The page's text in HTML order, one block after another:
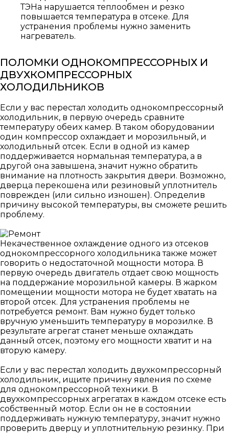
ТЭНа нарушается теплообмен и резко
повышается температура в отсеке. Для
устранения проблемы нужно заменить
нагреватель.
ПОЛОМКИ ОДНОКОМПРЕССОРНЫХ И
ДВУХКОМПРЕССОРНЫХ
ХОЛОДИЛЬНИКОВ
Если у вас перестал холодить однокомпрессорный
холодильник, в первую очередь сравните
температуру обеих камер. В таком оборудовании
один компрессор охлаждает и морозильный, и
холодильный отсек. Если в одной из камер
поддерживается нормальная температура, а в
другой она завышена, значит нужно обратить
внимание на плотность закрытия двери. Возможно,
дверца перекошена или резиновый уплотнитель
поврежден (или сильно изношен). Определив
причину высокой температуры, вы сможете решить
проблему.
Некачественное охлаждение одного из отсеков
однокомпрессорного холодильника также может
говорить о недостаточной мощности мотора. В
первую очередь двигатель отдает свою мощность
на поддержание морозильной камеры. В жарком
помещении мощности мотора не будет хватать на
второй отсек. Для устранения проблемы не
потребуется ремонт. Вам нужно будет только
вручную уменьшить температуру в морозилке. В
результате агрегат станет меньше охлаждать
данный отсек, поэтому его мощности хватит и на
вторую камеру.
Если у вас перестал холодить двухкомпрессорный
холодильник, ищите причину явления по схеме
для однокомпрессорной техники. В
двухкомпрессорных агрегатах в каждом отсеке есть
собственный мотор. Если он не в состоянии
поддерживать нужную температуру, значит нужно
проверить дверцу и уплотнительную резинку. При